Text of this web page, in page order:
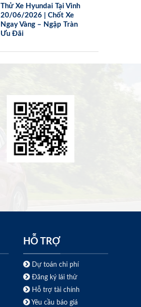
Thử Xe Hyundai Tại Vinh
20/06/2026 | Chốt Xe
Ngay Vàng – Ngập Tràn
Ưu Đãi
HỖ TRỢ
Dự toán chi phí
Đăng ký lái thử
Hỗ trợ tài chính
Yêu cầu báo giá